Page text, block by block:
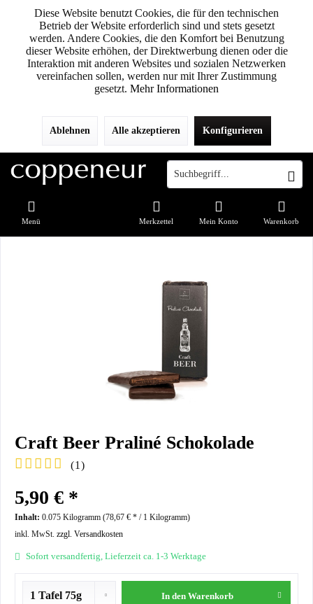
Diese Website benutzt Cookies, die für den technischen
Betrieb der Website erforderlich sind und stets gesetzt
werden. Andere Cookies, die den Komfort bei Benutzung
dieser Website erhöhen, der Direktwerbung dienen oder die
Interaktion mit anderen Websites und sozialen Netzwerken
vereinfachen sollen, werden nur mit Ihrer Zustimmung
gesetzt. Mehr Informationen
Ablehnen Alle akzeptieren Konfigurieren
Menü Warenkorb
Merkzettel Mein Konto
Craft Beer Praliné Schokolade
(1 )
5,90 € *
Inhalt: 0.075 Kilogramm (78,67 € * / 1 Kilogramm)
inkl. MwSt. zzgl. Versandkosten
Sofort versandfertig, Lieferzeit ca. 1-3 Werktage
In den Warenkorb